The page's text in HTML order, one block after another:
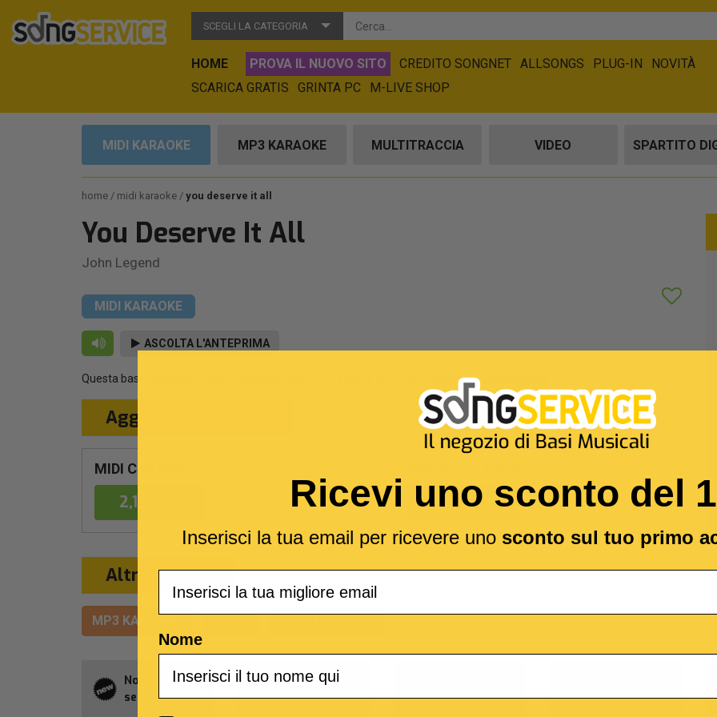
SCEGLI LA CATEGORIA
HOME PROVA IL NUOVO SITO CREDITO SONGNET ALLSONGS PLUG-IN
NOVITÀ
SCARICA GRATIS
GRINTA PC M-LIVE SHOP
MIDI KARAOKE MP3 KARAOKE MULTITRACCIA VIDEO SPARTITO
home midi karaoke you deserve it all
You Deserve It All
John Legend
MIDI KARAOKE
ASCOLTA L'ANTEPRIMA
Questa base musicale è una cover del brano reso celebre da
Aggiungi al Carrello
MIDI Con testo
2,19 € 2,19 €
Altri formati
MP3 KARAOKE
(*)
Novità della
settimana
Abbonamento
Allsongs
Ricevi uno sconto del
Inserisci la tua email per ricevere uno sconto sul tuo primo
Nome